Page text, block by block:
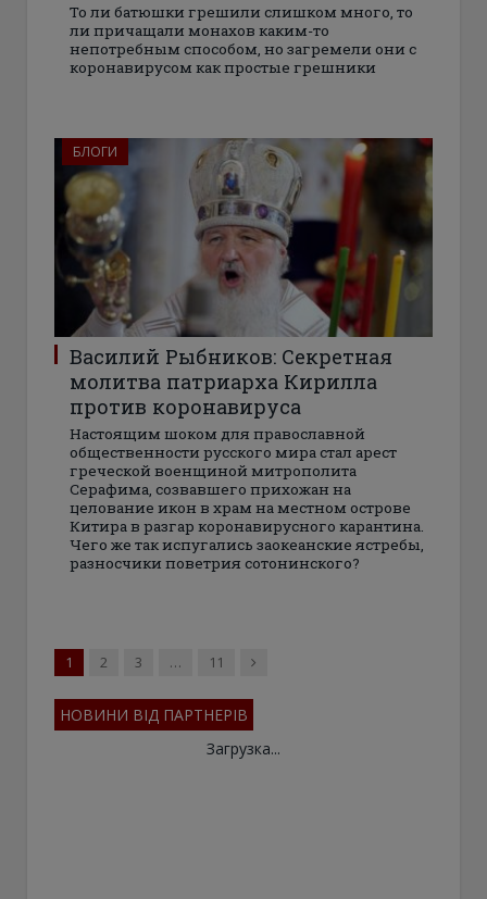
То ли батюшки грешили слишком много, то
ли причащали монахов каким-то
непотребным способом, но загремели они с
коронавирусом как простые грешники
БЛОГИ
Василий Рыбников: Секретная
молитва патриарха Кирилла
против коронавируса
Настоящим шоком для православной
общественности русского мира стал арест
греческой военщиной митрополита
Серафима, созвавшего прихожан на
целование икон в храм на местном острове
Китира в разгар коронавирусного карантина.
Чего же так испугались заокеанские ястребы,
разносчики поветрия сотонинского?
1 2 3 … 11 Next
НОВИНИ ВІД ПАРТНЕРІВ
Загрузка...